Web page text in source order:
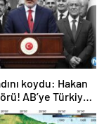
koydu: Hakan
AB’ye Türkiye
geç değil